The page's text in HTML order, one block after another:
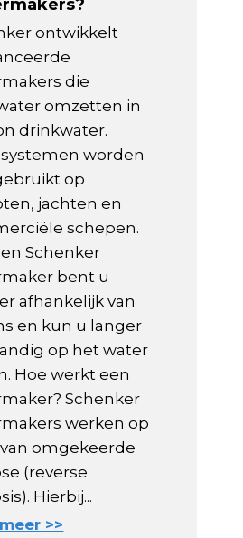
ontwikkelt
die
omzetten in
drinkwater.
worden
op
jachten en
schepen.
Schenker
bent u
afhankelijk van
en kun u langer
op het water
Hoe werkt een
Schenker
werken op
omgekeerde
(reverse
Hierbij...
>>